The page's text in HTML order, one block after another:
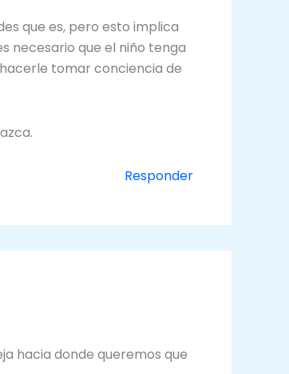
que es, pero esto implica
necesario que el niño tenga
tomar conciencia de
Responder
hacia donde queremos que